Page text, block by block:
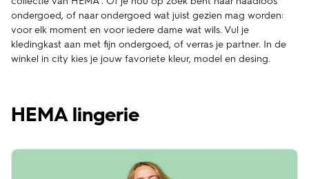
ondergoed, of naar ondergoed wat juist gezien mag worden:
voor elk moment en voor iedere dame wat wils. Vul je
kledingkast aan met fijn ondergoed, of verras je partner. In de
winkel in city kies je jouw favoriete kleur, model en desing.
HEMA lingerie